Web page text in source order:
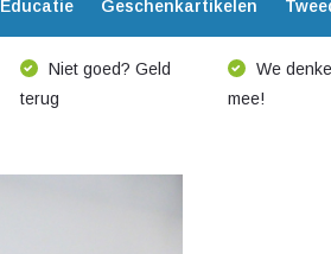
Educatie Geschenkartikelen
Niet goed? Geld
terug
We
mee!